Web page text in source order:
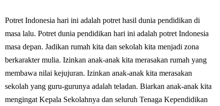
Potret Indonesia hari ini adalah potret hasil dunia pendidikan di
masa lalu. Potret dunia pendidikan hari ini adalah potret Indonesia
masa depan. Jadikan rumah kita dan sekolah kita menjadi zona
berkarakter mulia. Izinkan anak-anak kita merasakan rumah yang
membawa nilai kejujuran. Izinkan anak-anak kita merasakan
sekolah yang guru-gurunya adalah teladan. Biarkan anak-anak kita
mengingat Kepala Sekolahnya dan seluruh Tenaga Kependidikan